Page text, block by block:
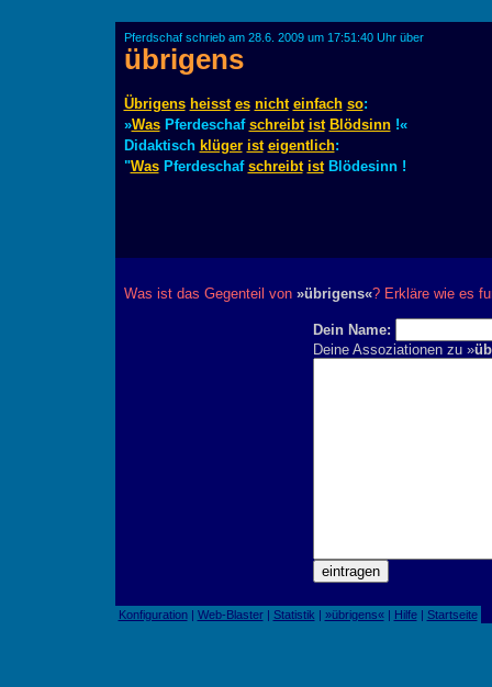
Pferdschaf schrieb am 28.6. 2009 um 17:51:40 Uhr über
übrigens
Übrigens heisst es nicht einfach so:
»WasPferdeschaf schreibt ist Blödsinn!«
Didaktisch klüger ist eigentlich:
"WasPferdeschaf schreibt istBlödesinn !
Was ist das Gegenteil von »übrigens«? Erkläre wie es
Dein Name:
Deine Assoziationen zu »
Konfiguration| Web-Blaster| Statistik | »übrigens«| Hilfe| Startseite